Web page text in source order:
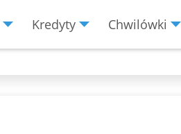
Kredyty Chwilówki